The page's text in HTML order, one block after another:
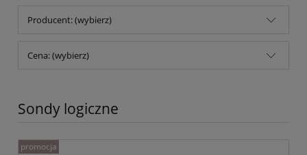
Producent: (wybierz)
Cena: (wybierz)
Sondy logiczne
promocja